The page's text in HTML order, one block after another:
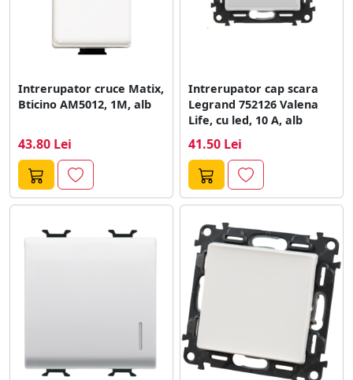
Intrerupator cruce Matix,
Bticino AM5012, 1M, alb
43.80 Lei
Intrerupator cap scara
Legrand 752126 Valena
Life, cu led, 10 A, alb
41.50 Lei